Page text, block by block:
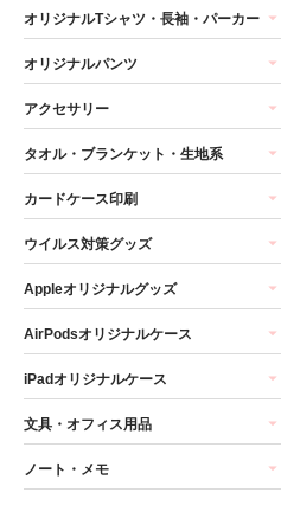
オリジナルTシャツ・長袖・パーカー
オリジナルパンツ
アクセサリー
タオル・ブランケット・生地系
カードケース印刷
ウイルス対策グッズ
Appleオリジナルグッズ
AirPodsオリジナルケース
iPadオリジナルケース
文具・オフィス用品
ノート・メモ